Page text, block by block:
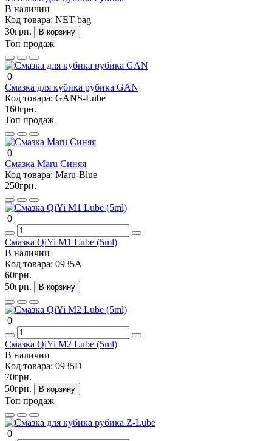
В наличии
Код товара: NET-bag
30грн.
В корзину
Топ продаж
0
Смазка для кубика рубика GAN
Код товара: GANS-Lube
160грн.
Топ продаж
0
Смазка Maru Синяя
Код товара: Maru-Blue
250грн.
0
Смазка QiYi M1 Lube (5ml)
В наличии
Код товара: 0935A
60грн.
50грн.
В корзину
0
Смазка QiYi M2 Lube (5ml)
В наличии
Код товара: 0935D
70грн.
50грн.
В корзину
Топ продаж
0